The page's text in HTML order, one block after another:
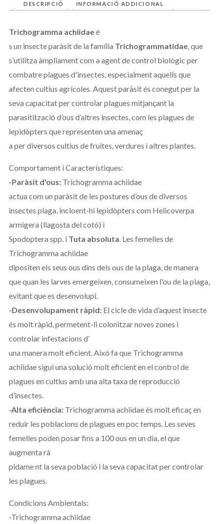
DESCRIPCIÓ INFORMACIÓ ADDICIONAL
Trichogramma achiidaeé
s un insecte paràsit de la família Trichogrammatidae, que
s’utilitza àmpliament com a agent de control biològic per
combatre plagues d'insectes, especialment aquells que
afecten cultius agrícoles. Aquest paràsit és conegut per la
seva capacitat per controlar plagues mitjançant la
parasitització d’ous d’altres insectes, com les plagues de
lepidòpters que representen una amenaç
a per diversos cultius de fruites, verdures i altres plantes.
Comportament i Característiques:
-Paràsit d'ous: Trichogramma achiidae
actua com un paràsit de les postures d’ous de diversos
insectes plaga, incloent-hi lepidòpters com Helicoverpa
armigera (llagosta del cotó) i
Spodoptera spp. i Tuta absoluta. Les femelles de
Trichogramma achiidae
dipositen els seus ous dins dels ous de la plaga, de manera
que quan les larves emergeixen, consumeixen l'ou de la plaga,
evitant que es desenvolupi.
-Desenvolupament ràpid: El cicle de vida d’aquest insecte
és molt ràpid, permetent-li colonitzar noves zones i
controlar infestacions d’
una manera molt eficient. Això fa que Trichogramma
achiidae sigui una solució molt eficient en el control de
plagues en cultius amb una alta taxa de reproducció
d’insectes.
-Alta eficiència: Trichogramma achiidae és molt eficaç en
reduir les poblacions de plagues en poc temps. Les seves
femelles poden posar fins a 100 ous en un dia, el que
augmenta rà
pidame nt la seva població i la seva capacitat per controlar
les plagues.
Condicions Ambientals:
-Trichogramma achiidae